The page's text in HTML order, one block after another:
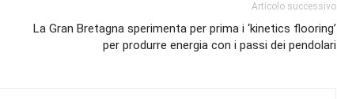
Articolo successivo
La Gran Bretagna sperimenta per prima i ‘kinetics flooring’
per produrre energia con i passi dei pendolari